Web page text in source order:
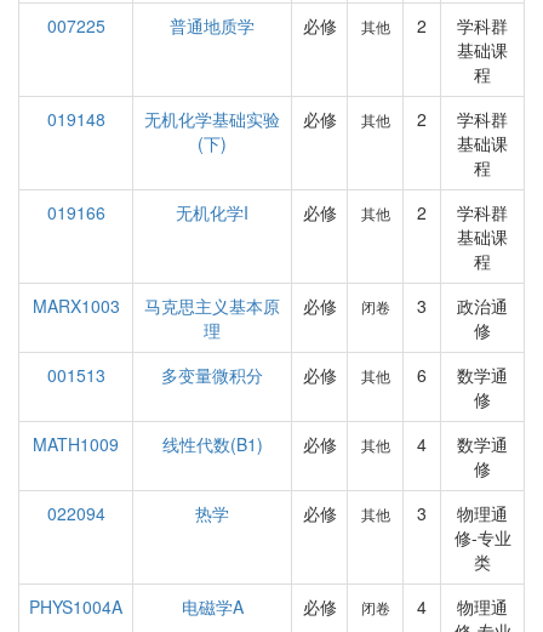
007225
普通地质学 必修 其他 2
学科群
基础课
程
019148
无机化学基础实验
(下)
必修 其他 2
学科群
基础课
程
019166
无机化学I 必修 其他 2
学科群
基础课
程
MARX1003
马克思主义基本原
理
必修 闭卷 3
政治通
修
001513
多变量微积分 必修 其他 6
数学通
修
MATH1009
线性代数(B1) 必修 其他 4
数学通
修
022094
热学 必修 其他 3
物理通
修-专业
类
PHYS1004A
电磁学A 必修 闭卷 4
物理通